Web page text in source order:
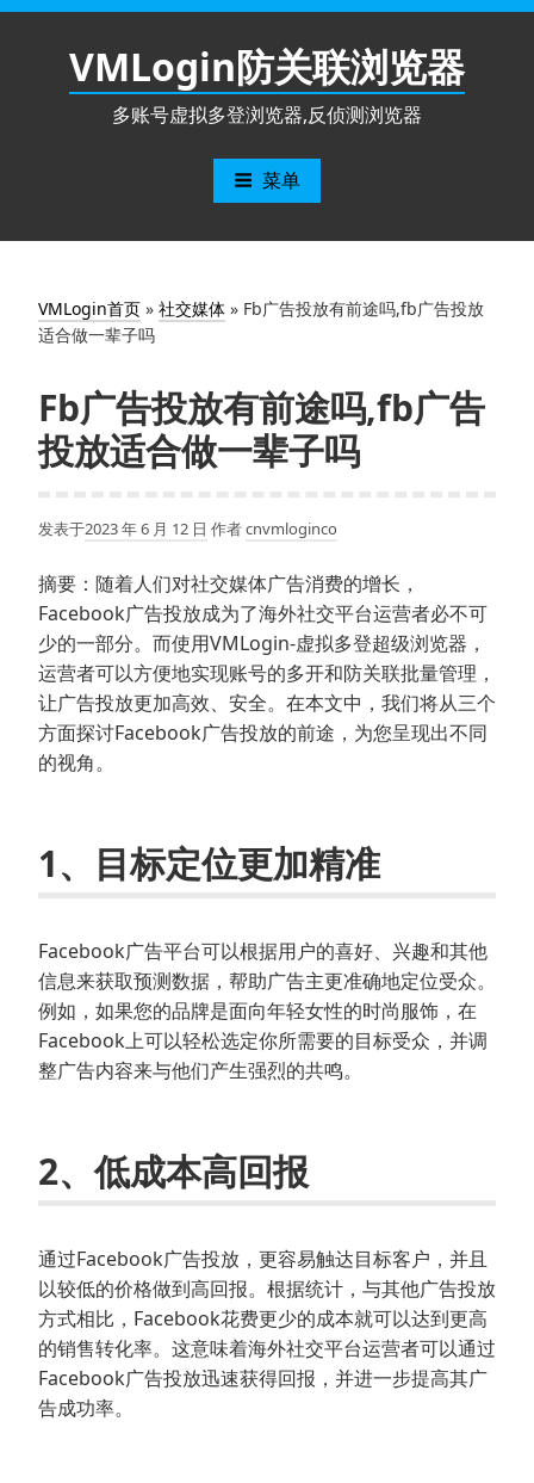
跳
VMLogin防关联浏览器
多账号虚拟多登浏览器,反侦测浏览器
菜单
VMLogin首页 » 社交媒体 » Fb广告投放有前途吗,fb广告投放
适合做一辈子吗
Fb广告投放有前途吗,fb广告
投放适合做一辈子吗
发表于2023 年 6 月 12 日 作者cnvmloginco
摘要：随着人们对社交媒体广告消费的增长，
Facebook广告投放成为了海外社交平台运营者必不可
少的一部分。而使用VMLogin-虚拟多登超级浏览器，
运营者可以方便地实现账号的多开和防关联批量管理，
让广告投放更加高效、安全。在本文中，我们将从三个
方面探讨Facebook广告投放的前途，为您呈现出不同
的视角。
1、目标定位更加精准
Facebook广告平台可以根据用户的喜好、兴趣和其他
信息来获取预测数据，帮助广告主更准确地定位受众。
例如，如果您的品牌是面向年轻女性的时尚服饰，在
Facebook上可以轻松选定你所需要的目标受众，并调
整广告内容来与他们产生强烈的共鸣。
2、低成本高回报
通过Facebook广告投放，更容易触达目标客户，并且
以较低的价格做到高回报。根据统计，与其他广告投放
方式相比，Facebook花费更少的成本就可以达到更高
的销售转化率。这意味着海外社交平台运营者可以通过
Facebook广告投放迅速获得回报，并进一步提高其广
告成功率。